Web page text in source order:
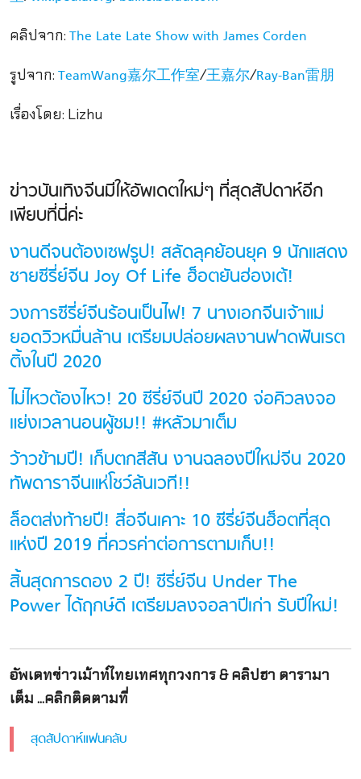
คลิปจาก: The Late Late Show with James Corden
รูปจาก: TeamWang嘉尔工作室/王嘉尔/Ray-Ban雷朋
เรื่องโดย: Lizhu
ข่าวบันเทิงจีนมีให้อัพเดตใหม่ๆ ที่สุดสัปดาห์อีก
เพียบที่นี่ค่ะ
งานดีจนต้องเซฟรูป! สลัดลุคย้อนยุค 9 นักแสดง
ชายซีรี่ย์จีน Joy Of Life ฮ็อตยันฮ่องเต้!
วงการซีรี่ย์จีนร้อนเป็นไฟ! 7 นางเอกจีนเจ้าแม่
ยอดวิวหมื่นล้าน เตรียมปล่อยผลงานฟาดฟันเรต
ติ้งในปี 2020
ไม่ไหวต้องไหว! 20 ซีรี่ย์จีนปี 2020 จ่อคิวลงจอ
แย่งเวลานอนผู้ชม!! #หลัวมาเต็ม
ว้าวข้ามปี! เก็บตกสีสัน งานฉลองปีใหม่จีน 2020
ทัพดาราจีนแห่โชว์ล้นเวที!!
ล็อตส่งท้ายปี! สื่อจีนเคาะ 10 ซีรี่ย์จีนฮ็อตที่สุด
แห่งปี 2019 ที่ควรค่าต่อการตามเก็บ!!
สิ้นสุดการดอง 2 ปี! ซีรี่ย์จีน Under The
Power ได้ฤกษ์ดี เตรียมลงจอลาปีเก่า รับปีใหม่!
อัพเดทข่าวเม้าท์ไทยเทศทุกวงการ & คลิปฮา ดารามา
เต็ม ...คลิกติดตามที่
สุดสัปดาห์แฟนคลับ